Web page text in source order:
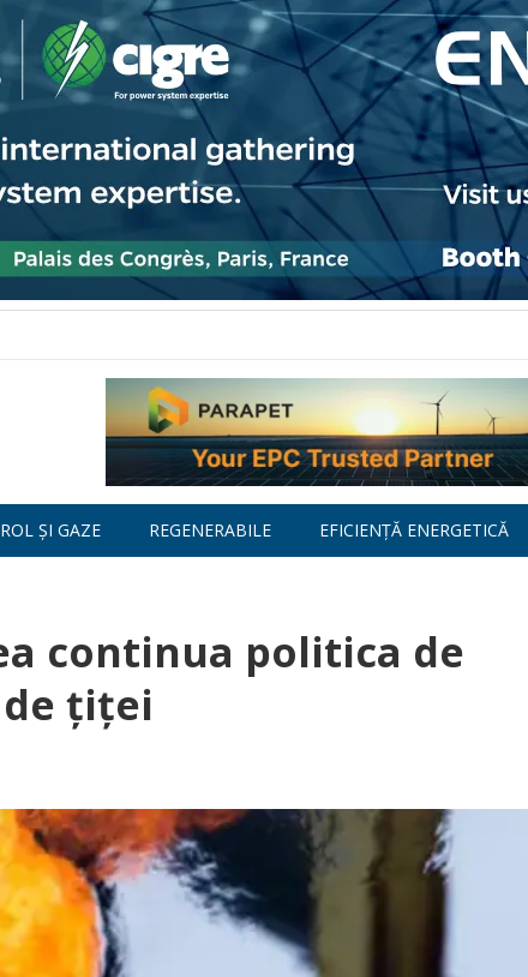
ȘI GAZE REGENERABILE EFICIENȚĂ ENERGETICĂ
continua politica de
țiței